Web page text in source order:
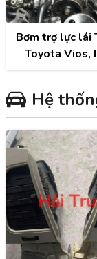
Bơm trợ lực lái
Toyota Vios,
Hệ